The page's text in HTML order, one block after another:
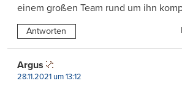
einem großen Team rund um ihn
Antworten
Argus
28.11.2021 um 13:12